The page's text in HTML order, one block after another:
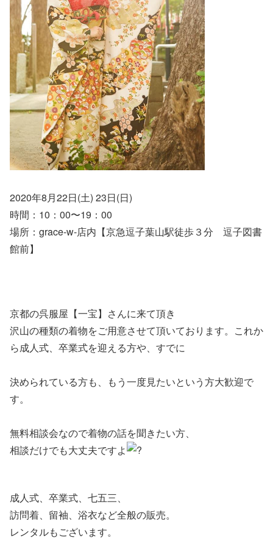
2020年8月22日(土) 23日(日)
時間：10：00〜19：00
場所：grace-w-店内【京急逗子葉山駅徒歩３分 逗子図書
館前】
京都の呉服屋【一宝】さんに来て頂き
沢山の種類の着物をご用意させて頂いております。これか
ら成人式、卒業式を迎える方や、すでに
決められている方も、もう一度見たいという方大歓迎で
す。
無料相談会なので着物の話を聞きたい方、
相談だけでも大丈夫ですよ
成人式、卒業式、七五三、
訪問着、留袖、浴衣など全般の販売。
レンタルもございます。